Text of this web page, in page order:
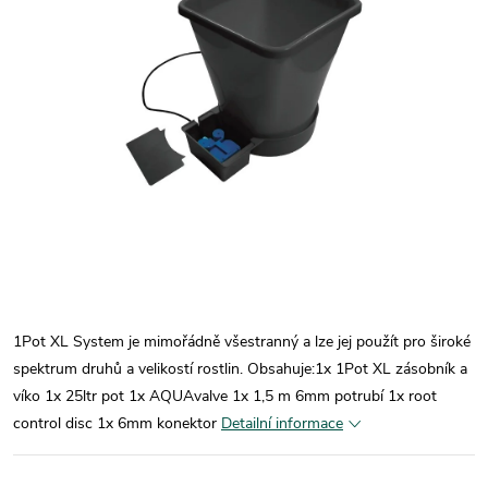
1Pot XL System je mimořádně všestranný a lze jej použít pro široké
spektrum druhů a velikostí rostlin. Obsahuje:1x 1Pot XL zásobník a
víko 1x 25ltr pot 1x AQUAvalve 1x 1,5 m 6mm potrubí 1x root
control disc 1x 6mm konektor Detailní informace